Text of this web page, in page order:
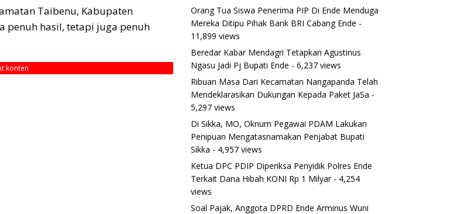
Taibenu, Kabupaten
penuh hasil, tetapi juga penuh
konten
Orang Tua Siswa Penerima PIP Di Ende Menduga
Mereka Ditipu Pihak Bank BRI Cabang Ende -
11,899 views
Beredar Kabar Mendagri Tetapkan Agustinus
Ngasu Jadi Pj Bupati Ende - 6,237 views
Ribuan Masa Dari Kecamatan Nangapanda Telah
Mendeklarasikan Dukungan Kepada Paket JaSa -
5,297 views
Di Sikka, MO, Oknum Pegawai PDAM Lakukan
Penipuan Mengatasnamakan Penjabat Bupati
Sikka - 4,957 views
Ketua DPC PDIP Diperiksa Penyidik Polres Ende
Terkait Dana Hibah KONI Rp 1 Milyar- 4,254
views
Soal Pajak, Anggota DPRD Ende Arminus Wuni